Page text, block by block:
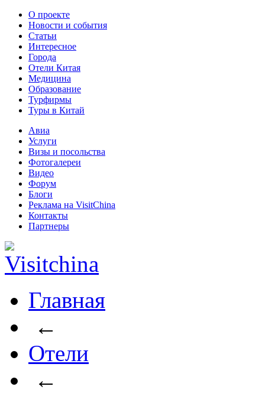
О проекте
Новости и события
Статьи
Интересное
Города
Отели Китая
Медицина
Образование
Турфирмы
Туры в Китай
Авиа
Услуги
Визы и посольства
Фотогалереи
Видео
Форум
Блоги
Реклама на VisitChina
Контакты
Партнеры
Главная
←
Отели
←